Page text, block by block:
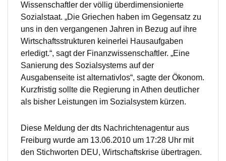
Wissenschaftler der völlig überdimensionierte
Sozialstaat. „Die Griechen haben im Gegensatz zu
uns in den vergangenen Jahren in Bezug auf ihre
Wirtschaftsstrukturen keinerlei Hausaufgaben
erledigt.“, sagt der Finanzwissenschaftler. „Eine
Sanierung des Sozialsystems auf der
Ausgabenseite ist alternativlos“, sagte der Ökonom.
Kurzfristig sollte die Regierung in Athen deutlicher
als bisher Leistungen im Sozialsystem kürzen.
Diese Meldung der dts Nachrichtenagentur aus
Freiburg wurde am 13.06.2010 um 17:28 Uhr mit
den Stichworten DEU, Wirtschaftskrise übertragen.